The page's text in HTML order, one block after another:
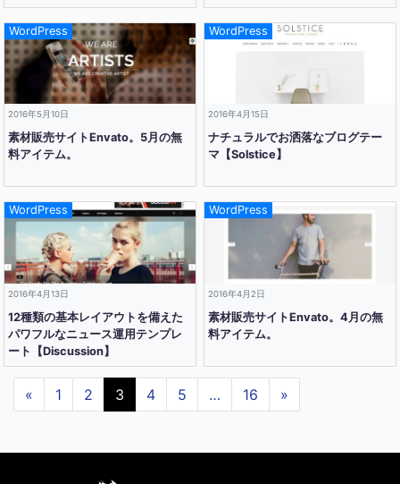
WordPress
2016年5月10日
素材販売サイトEnvato。5月の無
料アイテム。
WordPress
2016年4月15日
ナチュラルでお洒落なブログテー
マ【Solstice】
WordPress
2016年4月13日
12種類の基本レイアウトを備えた
パワフルなニュース運用テンプレ
ート【Discussion】
WordPress
2016年4月2日
素材販売サイトEnvato。4月の無
料アイテム。
« 1 2 3 4 5 … 16 »